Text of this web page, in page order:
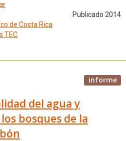
Publicado 2014
de Costa Rica
TEC
informe
del agua y
bosques de la